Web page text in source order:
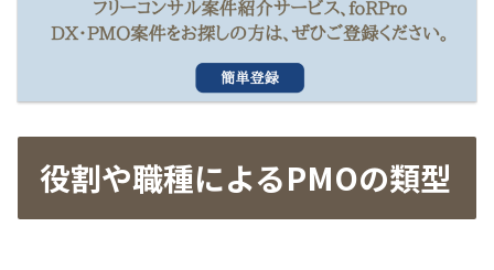
役割や職種によるPMOの類型